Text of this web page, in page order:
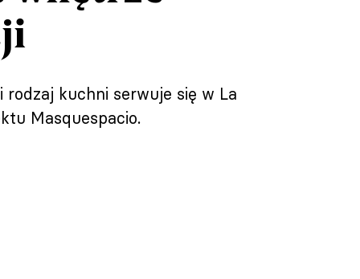
kuchni serwuje się w La
Masquespacio.